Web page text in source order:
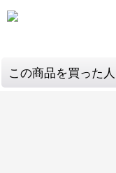
この商品を買った